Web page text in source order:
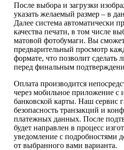
После выбора и загрузки
указать желаемый размер – в
Далее система автоматически
качества печати, в том числе
матовой фотобумаги. Вы
предварительный просмотр
формате, что позволит сделать
перед финальным
Оплата производится
через мобильное приложение с
банковской карты. Наш сервис
безопасность транзакций и
платежных данных. После
будет направлен в процесс
уведомление с подробностями
от выбранного вами варианта.